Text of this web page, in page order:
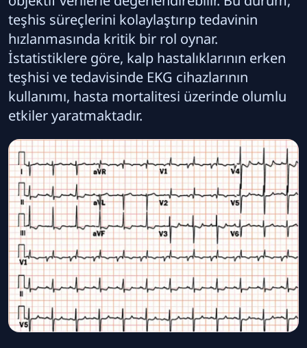
teşhis süreçlerini kolaylaştırıp tedavinin
hızlanmasında kritik bir rol oynar.
İstatistiklere göre, kalp hastalıklarının erken
teşhisi ve tedavisinde EKG cihazlarının
kullanımı, hasta mortalitesi üzerinde olumlu
etkiler yaratmaktadır.